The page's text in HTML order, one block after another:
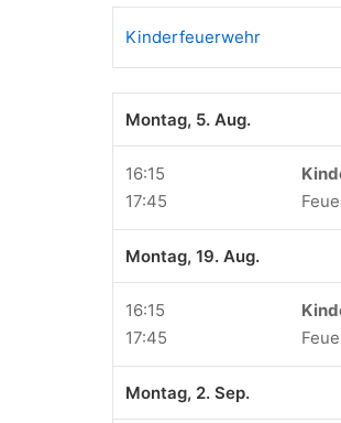
Kinderfeuerwehr
Montag, 5. Aug.
16:15
17:45
Montag, 19. Aug.
16:15
17:45
Montag, 2. Sep.